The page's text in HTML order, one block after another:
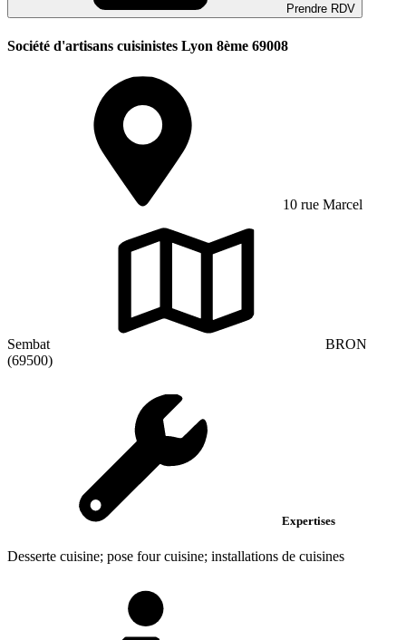
Prendre RDV
Société d'artisans cuisinistes Lyon 8ème 69008
10 rue Marcel
Sembat
BRON
(69500)
Expertises
Desserte cuisine; pose four cuisine; installations de cuisines